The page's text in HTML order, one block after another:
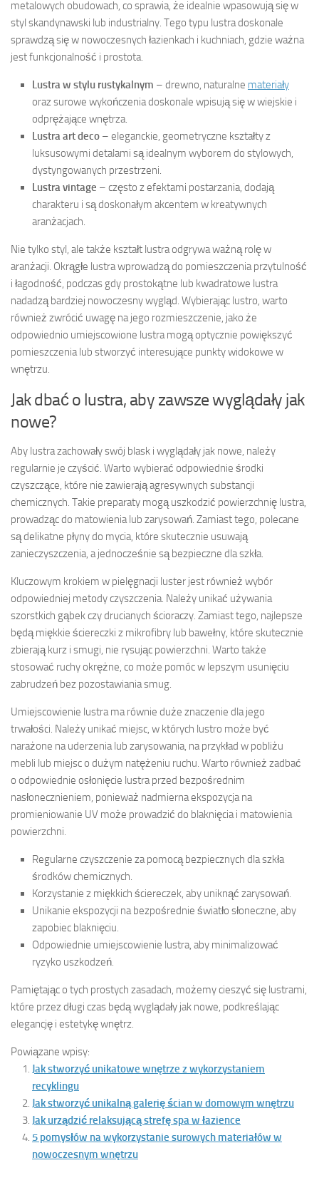
metalowych obudowach, co sprawia, że idealnie wpasowują się w
styl skandynawski lub industrialny. Tego typu lustra doskonale
sprawdzą się w nowoczesnych łazienkach i kuchniach, gdzie ważna
jest funkcjonalność i prostota.
Lustra w stylu rustykalnym – drewno, naturalne materiały
oraz surowe wykończenia doskonale wpisują się w wiejskie i
odprężające wnętrza.
Lustra art deco – eleganckie, geometryczne kształty z
luksusowymi detalami są idealnym wyborem do stylowych,
dystyngowanych przestrzeni.
Lustra vintage – często z efektami postarzania, dodają
charakteru i są doskonałym akcentem w kreatywnych
aranżacjach.
Nie tylko styl, ale także kształt lustra odgrywa ważną rolę w
aranżacji. Okrągłe lustra wprowadzą do pomieszczenia przytulność
i łagodność, podczas gdy prostokątne lub kwadratowe lustra
nadadzą bardziej nowoczesny wygląd. Wybierając lustro, warto
również zwrócić uwagę na jego rozmieszczenie, jako że
odpowiednio umiejscowione lustra mogą optycznie powiększyć
pomieszczenia lub stworzyć interesujące punkty widokowe w
wnętrzu.
Jak dbać o lustra, aby zawsze wyglądały jak
nowe?
Aby lustra zachowały swój blask i wyglądały jak nowe, należy
regularnie je czyścić. Warto wybierać odpowiednie środki
czyszczące, które nie zawierają agresywnych substancji
chemicznych. Takie preparaty mogą uszkodzić powierzchnię lustra,
prowadząc do matowienia lub zarysowań. Zamiast tego, polecane
są delikatne płyny do mycia, które skutecznie usuwają
zanieczyszczenia, a jednocześnie są bezpieczne dla szkła.
Kluczowym krokiem w pielęgnacji luster jest również wybór
odpowiedniej metody czyszczenia. Należy unikać używania
szorstkich gąbek czy drucianych ścioraczy. Zamiast tego, najlepsze
będą miękkie ściereczki z mikrofibry lub bawełny, które skutecznie
zbierają kurz i smugi, nie rysując powierzchni. Warto także
stosować ruchy okrężne, co może pomóc w lepszym usunięciu
zabrudzeń bez pozostawiania smug.
Umiejscowienie lustra ma równie duże znaczenie dla jego
trwałości. Należy unikać miejsc, w których lustro może być
narażone na uderzenia lub zarysowania, na przykład w pobliżu
mebli lub miejsc o dużym natężeniu ruchu. Warto również zadbać
o odpowiednie osłonięcie lustra przed bezpośrednim
nasłonecznieniem, ponieważ nadmierna ekspozycja na
promieniowanie UV może prowadzić do blaknięcia i matowienia
powierzchni.
Regularne czyszczenie za pomocą bezpiecznych dla szkła
środków chemicznych.
Korzystanie z miękkich ściereczek, aby uniknąć zarysowań.
Unikanie ekspozycji na bezpośrednie światło słoneczne, aby
zapobiec blaknięciu.
Odpowiednie umiejscowienie lustra, aby minimalizować
ryzyko uszkodzeń.
Pamiętając o tych prostych zasadach, możemy cieszyć się lustrami,
które przez długi czas będą wyglądały jak nowe, podkreślając
elegancję i estetykę wnętrz.
Powiązane wpisy:
Jak stworzyć unikatowe wnętrze z wykorzystaniem
recyklingu
Jak stworzyć unikalną galerię ścian w domowym wnętrzu
Jak urządzić relaksującą strefę spa w łazience
5 pomysłów na wykorzystanie surowych materiałów w
nowoczesnym wnętrzu